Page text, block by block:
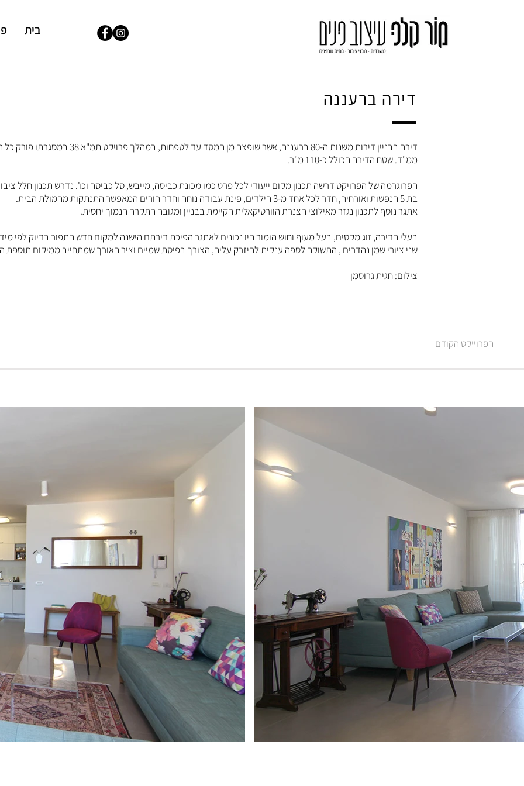
בית
דירה ברעננה
דירה בבניין דירות משנות ה-80 ברעננה, אשר
ממ"ד. שטח הדירה הכולל כ-110 מ"ר.
הפרוגרמה של הפרויקט דרשה תכנון מקום ייעודי לכל פרט כמו מכונת כביסה, מייבש, סל כביסה וכו'. נדרש תכנון חלל
בת 5 הנפשות ואורחיה, חדר לכל אחד מ-3 הילדים, פינת עבודה נוחה וחדר הורים המאפשר התנתקות מהמולת הבית.
אתגר נוסף לתכנון נגזר מאילוצי הצנרת הוורטיקאלית הקיימת בבניין ומגובה התקרה הנמוך יחסית.
בעלי הדירה, זוג מקסים, בעל מעוף וחוש הומור היו נכונים לאתגר הפיכת דירתם הישנה למקום חדש התפור בדיוק לפי
שני ציורי שמן נהדרים , התשוקה לספה ענקית להיזרק עליה, הצורך בפיסת שמיים וציר האורך שמתחייב ממיקום תוספת
צילום: חגית גרוסמן
הפרוייקט הקודם